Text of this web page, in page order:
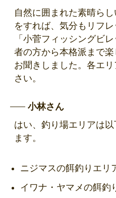
自然に囲まれた素晴ら
をすれば、気分もリフレ
「小菅フィッシングビ
者の方から本格派まで
お聞きしました。各エ
さい。
小林さん
はい、釣り場エリアは
ます。
ニジマスの餌釣りエリ
イワナ・ヤマメの餌釣